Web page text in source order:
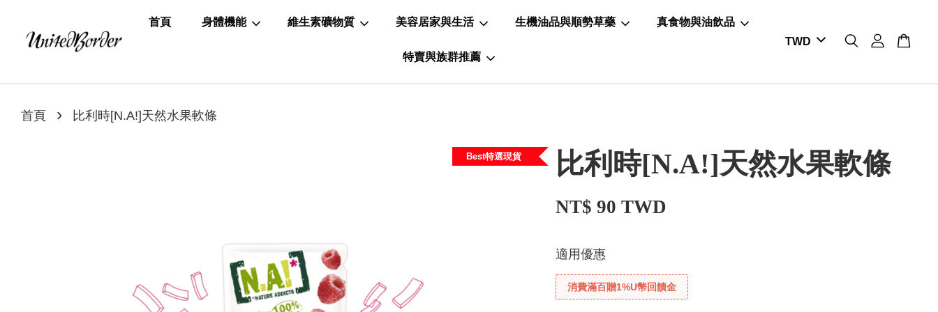
首頁 身體機能 維生素礦物質 美容居家與生活 生機油品與順勢草藥 真食物與油飲品
特賣與族群推薦
首頁 › 比利時[N.A!]天然水果軟條
Best特選現貨 比利時[N.A!]天然水果軟條
NT$ 90 TWD
適用優惠
消費滿百贈1%U幣回饋金